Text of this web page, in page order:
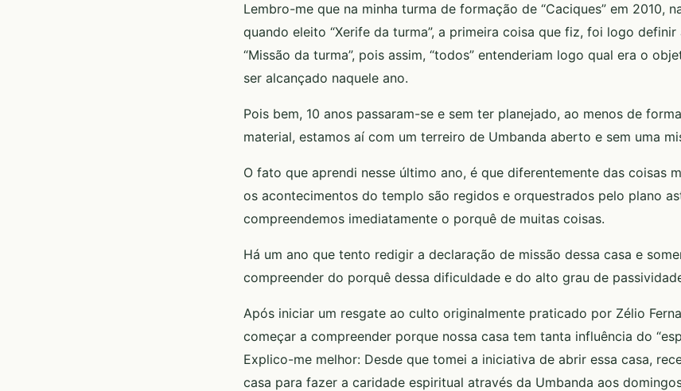
Lembro-me que na minha turma de formação de “Caciques” em 2010,
quando eleito “Xerife da turma”, a primeira coisa que fiz, foi logo definir
“Missão da turma”, pois assim, “todos” entenderiam logo qual era o
ser alcançado naquele ano.
Pois bem, 10 anos passaram-se e sem ter planejado, ao menos de
material, estamos aí com um terreiro de Umbanda aberto e sem uma
O fato que aprendi nesse último ano, é que diferentemente das coisas
os acontecimentos do templo são regidos e orquestrados pelo plano
compreendemos imediatamente o porquê de muitas coisas.
Há um ano que tento redigir a declaração de missão dessa casa e
compreender do porquê dessa dificuldade e do alto grau de
Após iniciar um resgate ao culto originalmente praticado por Zélio
começar a compreender porque nossa casa tem tanta influência do
Explico-me melhor: Desde que tomei a iniciativa de abrir essa casa,
casa para fazer a caridade espiritual através da Umbanda aos